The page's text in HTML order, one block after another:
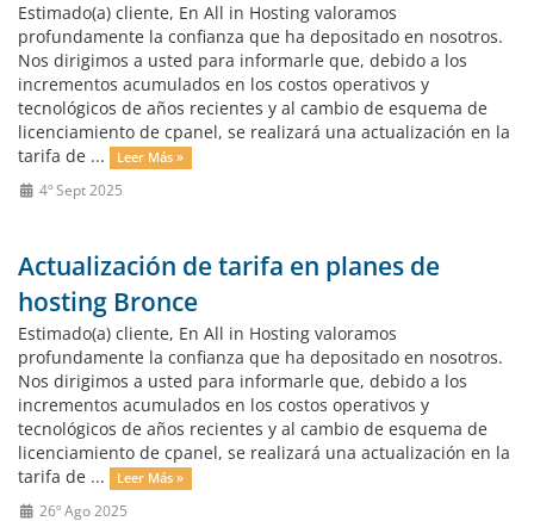
Estimado(a) cliente, En All in Hosting valoramos
profundamente la confianza que ha depositado en nosotros.
Nos dirigimos a usted para informarle que, debido a los
incrementos acumulados en los costos operativos y
tecnológicos de años recientes y al cambio de esquema de
licenciamiento de cpanel, se realizará una actualización en la
tarifa de ...
Leer Más »
4º Sept 2025
Actualización de tarifa en planes de
hosting Bronce
Estimado(a) cliente, En All in Hosting valoramos
profundamente la confianza que ha depositado en nosotros.
Nos dirigimos a usted para informarle que, debido a los
incrementos acumulados en los costos operativos y
tecnológicos de años recientes y al cambio de esquema de
licenciamiento de cpanel, se realizará una actualización en la
tarifa de ...
Leer Más »
26º Ago 2025